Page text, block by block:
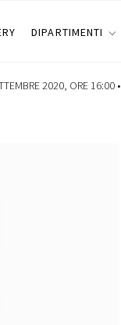
DIPARTIMENTI
2020, ORE 16:00 •